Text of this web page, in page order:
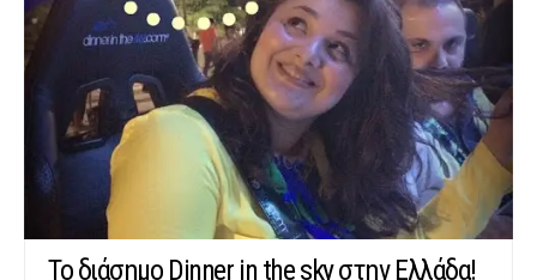
Το διάσημο Dinner in the sky στην Ελλάδα!